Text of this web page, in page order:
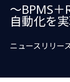
～BPMS＋
自動化を
ニュースリリー